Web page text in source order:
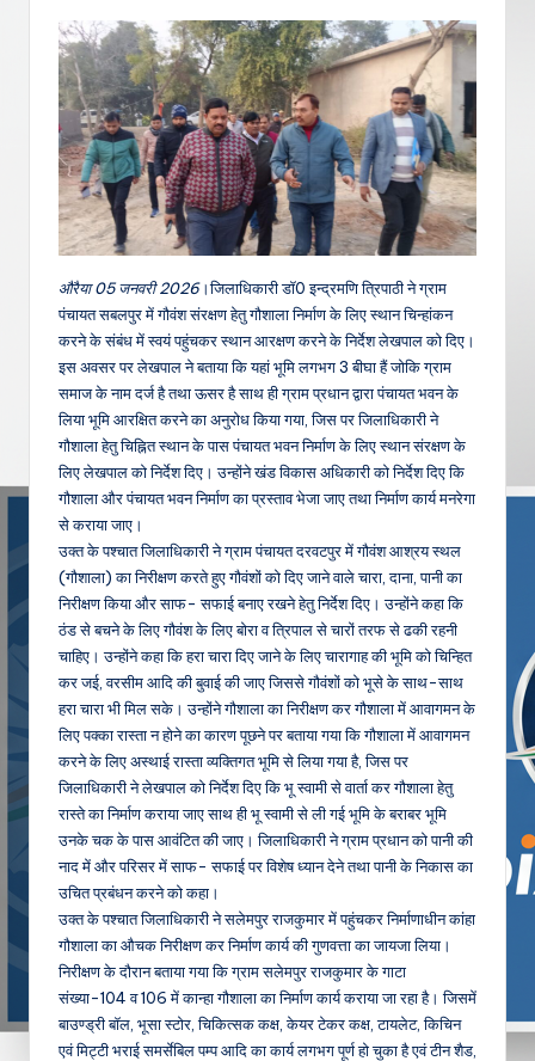
औरैया 05 जनवरी 2026।जिलाधिकारी डॉ0 इन्द्रमणि त्रिपाठी ने ग्राम
पंचायत सबलपुर में गौवंश संरक्षण हेतु गौशाला निर्माण के लिए स्थान चिन्हांकन
करने के संबंध में स्वयं पहुंचकर स्थान आरक्षण करने के निर्देश लेखपाल को दिए।
इस अवसर पर लेखपाल ने बताया कि यहां भूमि लगभग 3 बीघा हैं जोकि ग्राम
समाज के नाम दर्ज है तथा ऊसर है साथ ही ग्राम प्रधान द्वारा पंचायत भवन के
लिया भूमि आरक्षित करने का अनुरोध किया गया, जिस पर जिलाधिकारी ने
गौशाला हेतु चिह्नित स्थान के पास पंचायत भवन निर्माण के लिए स्थान संरक्षण के
लिए लेखपाल को निर्देश दिए। उन्होंने खंड विकास अधिकारी को निर्देश दिए कि
गौशाला और पंचायत भवन निर्माण का प्रस्ताव भेजा जाए तथा निर्माण कार्य मनरेगा
से कराया जाए।
उक्त के पश्चात जिलाधिकारी ने ग्राम पंचायत दरवटपुर में गौवंश आश्रय स्थल
(गौशाला) का निरीक्षण करते हुए गौवंशों को दिए जाने वाले चारा, दाना, पानी का
निरीक्षण किया और साफ- सफाई बनाए रखने हेतु निर्देश दिए। उन्होंने कहा कि
ठंड से बचने के लिए गौवंश के लिए बोरा व त्रिपाल से चारों तरफ से ढकी रहनी
चाहिए। उन्होंने कहा कि हरा चारा दिए जाने के लिए चारागाह की भूमि को चिन्हित
कर जई, वरसीम आदि की बुवाई की जाए जिससे गौवंशों को भूसे के साथ-साथ
हरा चारा भी मिल सके। उन्होंने गौशाला का निरीक्षण कर गौशाला में आवागमन के
लिए पक्का रास्ता न होने का कारण पूछने पर बताया गया कि गौशाला में आवागमन
करने के लिए अस्थाई रास्ता व्यक्तिगत भूमि से लिया गया है, जिस पर
जिलाधिकारी ने लेखपाल को निर्देश दिए कि भू स्वामी से वार्ता कर गौशाला हेतु
रास्ते का निर्माण कराया जाए साथ ही भू स्वामी से ली गई भूमि के बराबर भूमि
उनके चक के पास आवंटित की जाए। जिलाधिकारी ने ग्राम प्रधान को पानी की
नाद में और परिसर में साफ- सफाई पर विशेष ध्यान देने तथा पानी के निकास का
उचित प्रबंधन करने को कहा।
उक्त के पश्चात जिलाधिकारी ने सलेमपुर राजकुमार में पहुंचकर निर्माणाधीन कांहा
गौशाला का औचक निरीक्षण कर निर्माण कार्य की गुणवत्ता का जायजा लिया।
निरीक्षण के दौरान बताया गया कि ग्राम सलेमपुर राजकुमार के गाटा
संख्या-104 व 106 में कान्हा गौशाला का निर्माण कार्य कराया जा रहा है। जिसमें
बाउण्ड्री बॉल, भूसा स्टोर, चिकित्सक कक्ष, केयर टेकर कक्ष, टायलेट, किचिन
एवं मिट्टी भराई समर्सेबिल पम्प आदि का कार्य लगभग पूर्ण हो चुका है एवं टीन शैड,